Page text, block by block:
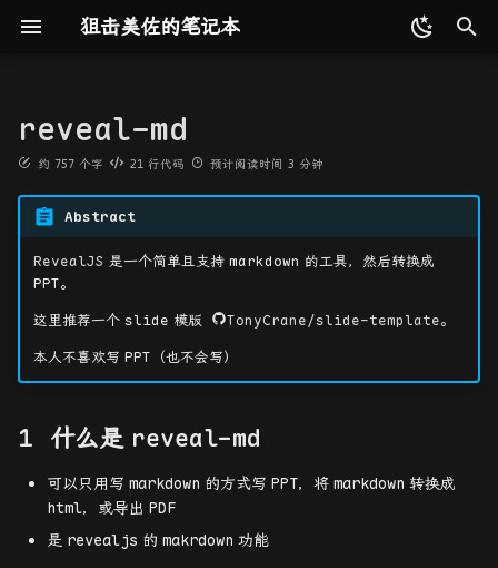
狙击美佐的笔记本
以
开
始
友链
Go
Java
算法相关
人工智能基础 神经网络与深度学习
高性能计算
GPU 编程
MPI 基础
软件相关
COM 原理与应用
应用服务器原理与实现
数据库相关
系统相关
杂项
估计——2D 射影变换
算法评价和误差分析
单视图几何
三维点云
数据集相关 KITTI
Waymo
Hamlyn
论文相关
NeRF 系列
3DGS 系列
杂项
工具相关
三维数据场可视化
Transformer
BERT
ViT
书生·浦语大模型实战营 第三节
第四节
2025 AI 冬令营
杂项
最优化理论与方法
无约束最优化的梯度方法
矩阵分析与应用
矩阵微分
组合数学
Shell 命令相关
Git 命令相关
Docker 命令相关
gdb 命令相关
Github Action
什么是 reveal-md
安装 reveal-md
本地构建
Docker 构建
相关命令
配置
yaml 配置
幻灯片主题
ImageMagick
Weights & Biases
reveal-md
约 757 个字 21 行代码 预计阅读时间 3 分钟
Abstract
RevealJS 是一个简单且支持 markdown 的工具，然后转换成
PPT。
这里推荐一个 slide 模版 TonyCrane/slide-template。
本人不喜欢写 PPT （也不会写）
什么是 reveal-md
可以只用写 markdown 的方式写 PPT，将 markdown 转换成
html，或导出 PDF
是 revealjs 的 makrdown 功能